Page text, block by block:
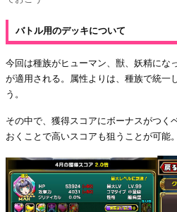
バトル用のデッキについて
今回は種族がヒューマン、獣、妖精にな
が適用される。属性よりは、種族で統一
う。
その中で、獲得スコアにボーナスがつく
おくことで高いスコアも狙うことが可能。